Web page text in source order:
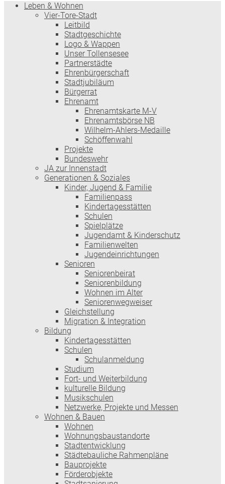
Leben & Wohnen
Vier-Tore-Stadt
Leitbild
Stadtgeschichte
Logo & Wappen
Unser Tollensesee
Partnerstädte
Ehrenbürgerschaft
Stadtjubiläum
Bürgerrat
Ehrenamt
Ehrenamtskarte M-V
Ehrenamtsbörse NB
Wilhelm-Ahlers-Medaille
Schöffenwahl
Projekte
Bundeswehr
JA zur Innenstadt
Generationen & Soziales
Kinder, Jugend & Familie
Familienpass
Kindertages­stätten
Schulen
Spielplätze
Jugendamt & Kinderschutz
Familienwelten
Jugendeinrichtungen
Senioren
Seniorenbeirat
Seniorenbildung
Wohnen im Alter
Seniorenwegweiser
Gleichstellung
Migration & Integration
Bildung
Kindertagesstätten
Schulen
Schulanmeldung
Studium
Fort- und Weiterbildung
kulturelle Bildung
Musikschulen
Netzwerke, Projekte und Messen
Wohnen & Bauen
Wohnen
Wohnungsbaustandorte
Stadtentwicklung
Städtebauliche Rahmenpläne
Bauprojekte
Förderobjekte